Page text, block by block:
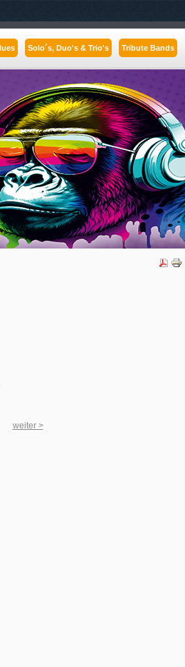
Solo´s, Duo's & Trio's Tribute Bands
weiter >